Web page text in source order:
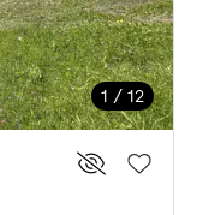
1 / 12